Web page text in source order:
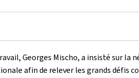
Georges Mischo, a insisté sur la
afin de relever les grands défis